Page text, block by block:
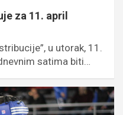
za 11. april
u utorak, 11.
satima biti…